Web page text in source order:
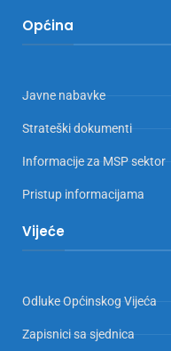
Općina
Javne nabavke
Strateški dokumenti
Informacije za MSP sektor
Pristup informacijama
Vijeće
Odluke Općinskog Vijeća
Zapisnici sa sjednica